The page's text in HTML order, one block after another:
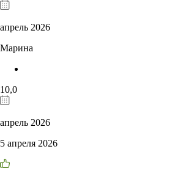
апрель 2026
Марина
10,0
апрель 2026
5 апреля 2026